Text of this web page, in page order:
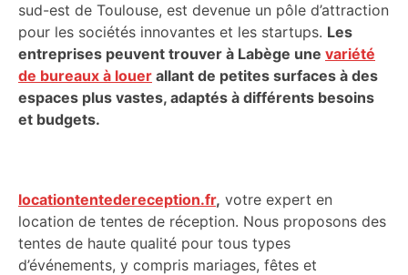
sud-est de Toulouse, est devenue un pôle d’attraction
pour les sociétés innovantes et les startups. Les
entreprises peuvent trouver à Labège une variété
de bureaux à louer allant de petites surfaces à des
espaces plus vastes, adaptés à différents besoins
et budgets.
locationtentedereception.fr, votre expert en
location de tentes de réception. Nous proposons des
tentes de haute qualité pour tous types
d’événements, y compris mariages, fêtes et